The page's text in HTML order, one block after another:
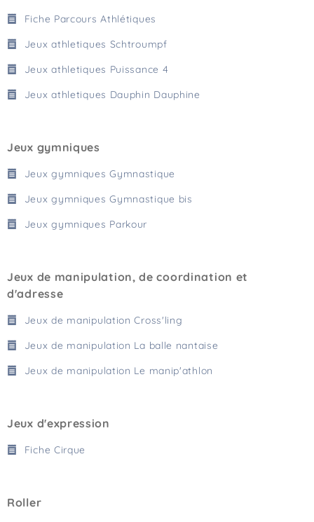
Fiche Parcours Athlétiques
Jeux athletiques Schtroumpf
Jeux athletiques Puissance 4
Jeux athletiques Dauphin Dauphine
Jeux gymniques
Jeux gymniques Gymnastique
Jeux gymniques Gymnastique bis
Jeux gymniques Parkour
Jeux de manipulation, de coordination et
d'adresse
Jeux de manipulation Cross'ling
Jeux de manipulation La balle nantaise
Jeux de manipulation Le manip'athlon
Jeux d'expression
Fiche Cirque
Roller